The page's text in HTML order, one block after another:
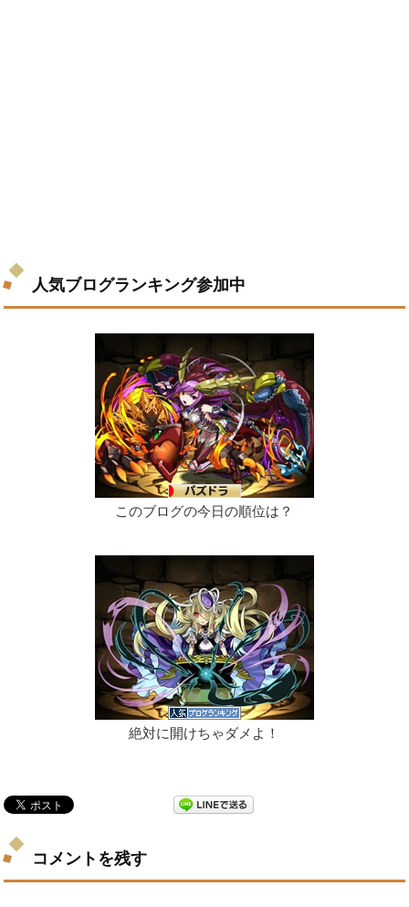
人気ブログランキング参加中
このブログの今日の順位は？
絶対に開けちゃダメよ！
コメントを残す